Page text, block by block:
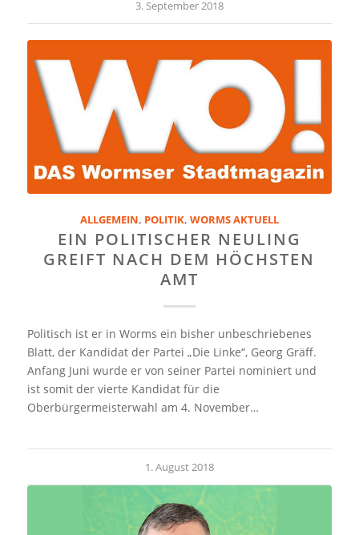
3. September 2018
ALLGEMEIN, POLITIK, WORMS AKTUELL
EIN POLITISCHER NEULING
GREIFT NACH DEM HÖCHSTEN
AMT
Politisch ist er in Worms ein bisher unbeschriebenes
Blatt, der Kandidat der Partei „Die Linke“, Georg Gräff.
Anfang Juni wurde er von seiner Partei nominiert und
ist somit der vierte Kandidat für die
Oberbürgermeisterwahl am 4. November…
1. August 2018